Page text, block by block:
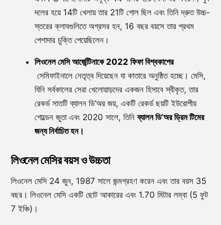
দলের হয়ে 14টি খেলায় তার 21টি গোল ছিল এবং তিনি দ্রুত উচ্চ-
স্তরের ক্লাবগুলিতে অগ্রসর হন, 16 বছর বয়সে তার প্রথম
পেশাদার চুক্তি পেয়েছিলেন।
লিওনেল মেসি আর্জেন্টিনাকে 2022 ফিফা বিশ্বকাপের
সেমিফাইনালে নেতৃত্ব দিয়েছেন যা কাতারে অনুষ্ঠিত হচ্ছে। মেসি,
যিনি সর্বকালের সেরা খেলোয়াড়দের একজন হিসাবে স্বীকৃত, তার
রেকর্ড সাতটি ব্যালন ডি’অর জয়, একটি রেকর্ড ছয়টি ইউরোপীয়
গোল্ডেন জুতা এবং 2020 সালে, তিনিব্যালন ডি’অর ড্রিম টিমের
জন্য নির্বাচিত হন।
লিওনেল মেসির বয়স ও উচ্চতা
লিওনেল মেসি 24 জুন, 1987 সালে জন্মগ্রহণ করেন এবং তার বয়স 35
বছর। লিওনেল মেসি একটি ছোট আকারের এবং 1.70 মিটার লম্বা (5 ফুট
7 ইঞ্চি)।